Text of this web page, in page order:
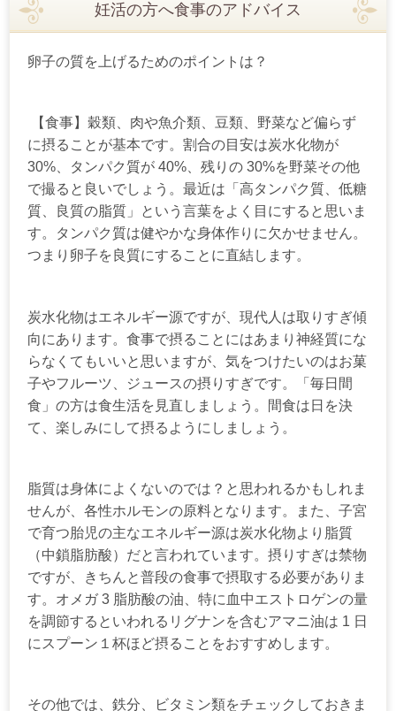
妊活の方へ食事のアドバイス
卵子の質を上げるためのポイントは？
【食事】穀類、肉や魚介類、豆類、野菜など偏らず
に摂ることが基本です。割合の目安は炭水化物が
30%、タンパク質が 40%、残りの 30%を野菜その他
で撮ると良いでしょう。最近は「高タンパク質、低糖
質、良質の脂質」という言葉をよく目にすると思いま
す。タンパク質は健やかな身体作りに欠かせません。
つまり卵子を良質にすることに直結します。
炭水化物はエネルギー源ですが、現代人は取りすぎ傾
向にあります。食事で摂ることにはあまり神経質にな
らなくてもいいと思いますが、気をつけたいのはお菓
子やフルーツ、ジュースの摂りすぎです。「毎日間
食」の方は食生活を見直しましょう。間食は日を決
て、楽しみにして摂るようにしましょう。
脂質は身体によくないのでは？と思われるかもしれま
せんが、各性ホルモンの原料となります。また、子宮
で育つ胎児の主なエネルギー源は炭水化物より脂質
（中鎖脂肪酸）だと言われています。摂りすぎは禁物
ですが、きちんと普段の食事で摂取する必要がありま
す。オメガ 3 脂肪酸の油、特に血中エストロゲンの量
を調節するといわれるリグナンを含むアマニ油は 1 日
にスプーン１杯ほど摂ることをおすすめします。
その他では、鉄分、ビタミン類をチェックしておきま